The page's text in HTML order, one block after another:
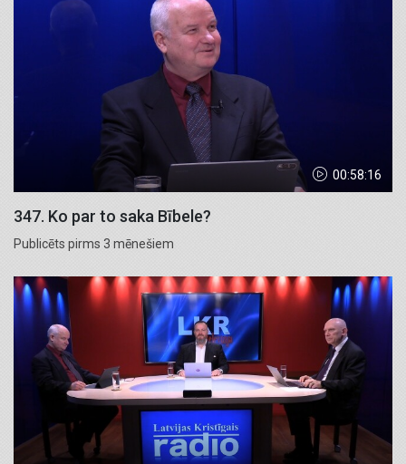
00:58:16
347. Ko par to saka Bībele?
Publicēts pirms 3 mēnešiem